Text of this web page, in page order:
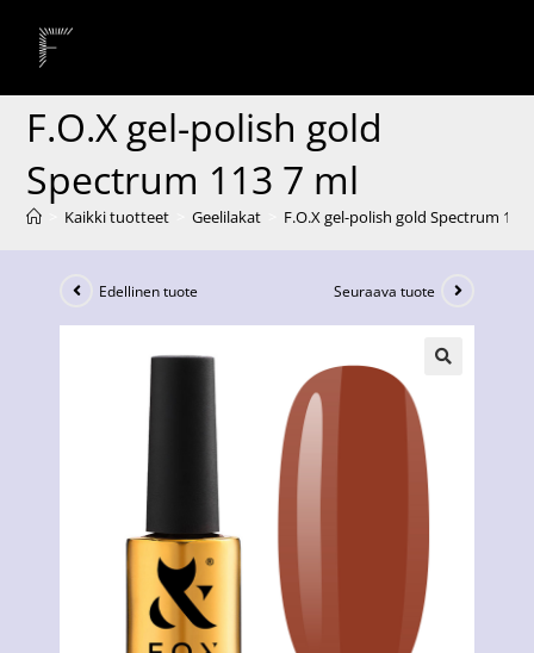
F.O.X gel-polish gold
Spectrum 113 7 ml
Kaikki tuotteet Geelilakat F.O.X gel-polish gold Spectrum 113
Edellinen tuote Seuraava tuote